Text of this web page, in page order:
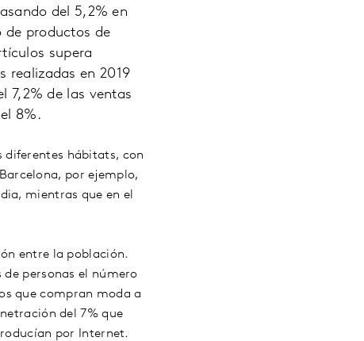
del 5,2% en
de productos de
supera
realizadas en 2019
7,2% de las ventas
8%.
diferentes hábitats, con
por ejemplo,
mientras que en el
entre la población.
personas el número
que compran moda a
del 7% que
por Internet.